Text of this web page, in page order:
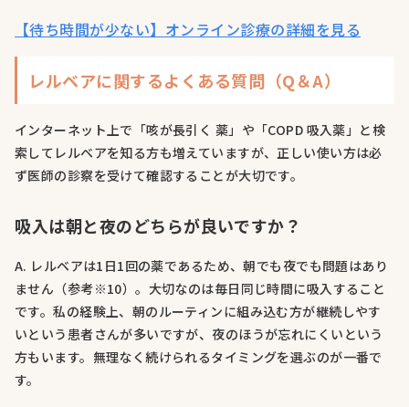
【待ち時間が少ない】オンライン診療の詳細を見る
レルベアに関するよくある質問（Q＆A）
インターネット上で「咳が長引く 薬」や「COPD 吸入薬」と検
索してレルベアを知る方も増えていますが、正しい使い方は必
ず医師の診察を受けて確認することが大切です。
吸入は朝と夜のどちらが良いですか？
A. レルベアは1日1回の薬であるため、朝でも夜でも問題はあり
ません（参考※10）。大切なのは毎日同じ時間に吸入すること
です。私の経験上、朝のルーティンに組み込む方が継続しやす
いという患者さんが多いですが、夜のほうが忘れにくいという
方もいます。無理なく続けられるタイミングを選ぶのが一番で
す。